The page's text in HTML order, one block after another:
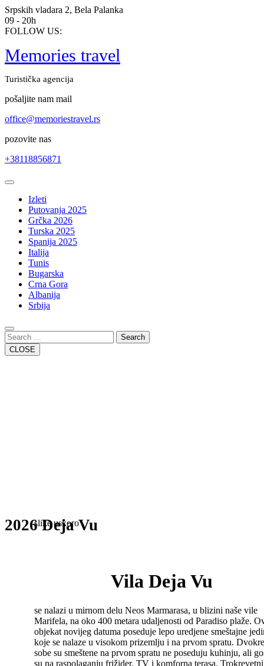
Skip
to
content
Srpskih vladara 2, Bela Palanka
09 - 20h
FOLLOW US:
Memories travel
Turistička agencija
pošaljite nam mail
office@memoriestravel.rs
pozovite nas
+38118856871
Open
ButtonIzleti
Putovanja 2025
Grčka 2026
Turska 2025
Spanija 2025
Italija
Tunis
Bugarska
Crna Gora
Albanija
Srbija
Close
Button
Search
CLOSE
2026 Deja Vu
slike uskoro
Vila Deja Vu
se nalazi u mirnom delu Neos Marmarasa, u blizini naše vile
Marifela, na oko 400 metara udaljenosti od Paradiso plaže.
objekat novijeg datuma poseduje lepo uredjene smeštajne
koje se nalaze u visokom prizemlju i na prvom spratu.
sobe su smeštene na prvom spratu ne poseduju kuhinju, ali
su na raspolaganju frižider, TV i komforna terasa.